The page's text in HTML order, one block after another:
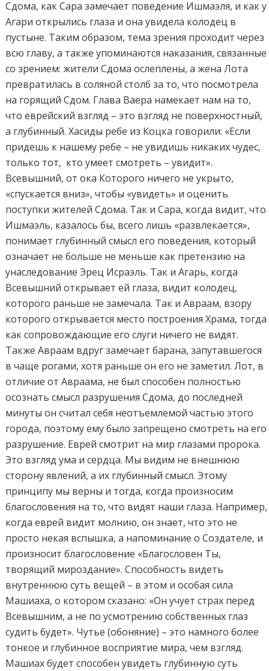
Сдома, как Сара замечает поведение Ишмаэля, и как у
Агари открылись глаза и она увидела колодец в
пустыне. Таким образом, тема зрения проходит через
всю главу, а также упоминаются наказания, связанные
со зрением: жители Сдома ослеплены, а жена Лота
превратилась в соляной столб за то, что посмотрела
на горящий Сдом. Глава Ваера намекает нам на то,
что еврейский взгляд – это взгляд не поверхностный,
а глубинный. Хасиды ребе из Коцка говорили: «Если
придешь к нашему ребе – не увидишь никаких чудес,
только тот, кто умеет смотреть – увидит».
Всевышний, от ока Которого ничего не укрыто,
«спускается вниз», чтобы «увидеть» и оценить
поступки жителей Сдома. Так и Сара, когда видит, что
Ишмаэль, казалось бы, всего лишь «развлекается»,
понимает глубинный смысл его поведения, который
означает не больше не меньше как претензию на
унаследование Эрец Исраэль. Так и Агарь, когда
Всевышний открывает ей глаза, видит колодец,
которого раньше не замечала. Так и Авраам, взору
которого открывается место построения Храма, тогда
как сопровождающие его слуги ничего не видят.
Также Авраам вдруг замечает барана, запутавшегося
в чаще рогами, хотя раньше он его не заметил. Лот, в
отличие от Авраама, не был способен полностью
осознать смысл разрушения Сдома, до последней
минуты он считал себя неотъемлемой частью этого
города, поэтому ему было запрещено смотреть на его
разрушение. Еврей смотрит на мир глазами пророка.
Это взгляд ума и сердца. Мы видим не внешнюю
сторону явлений, а их глубинный смысл. Этому
принципу мы верны и тогда, когда произносим
благословения на то, что видят наши глаза. Например,
когда еврей видит молнию, он знает, что это не
просто некая вспышка, а напоминание о Создателе, и
произносит благословение «Благословен Ты,
творящий мироздание». Способность видеть
внутреннюю суть вещей – в этом и особая сила
Машиаха, о котором сказано: «Он учует страх перед
Всевышним, а не по усмотрению собственных глаз
судить будет». Чутье (обоняние) – это намного более
тонкое и глубинное восприятие мира, чем взгляд.
Машиах будет способен увидеть глубинную суть